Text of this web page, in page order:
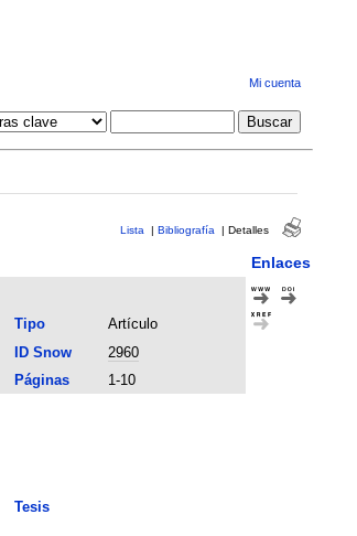
Mi cuenta
Lista | Bibliografía | Detalles
Enlaces
Tipo
Artículo
ID Snow
2960
Páginas
1-10
Tesis